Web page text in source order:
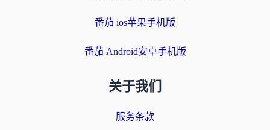
番茄 ios苹果手机版
番茄 Android安卓手机版
关于我们
服务条款